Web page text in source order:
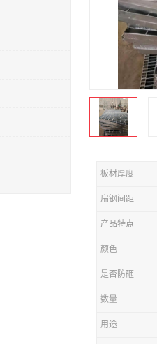
板材厚度
扁钢间距
产品特点
颜色
是否防砸
数量
用途